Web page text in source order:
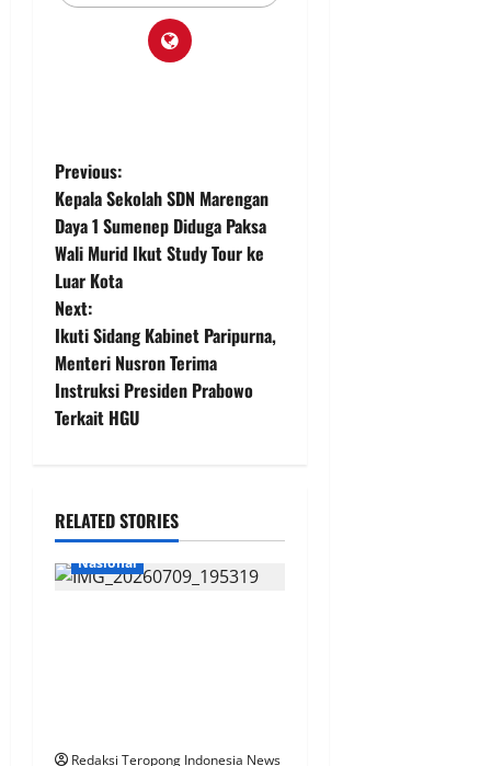
P
o
s
t
n
a
i
g
a
Previous:
Kepala Sekolah SDN Marengan
Daya 1 Sumenep Diduga Paksa
Wali Murid Ikut Study Tour ke
Luar Kota
Next:
Ikuti Sidang Kabinet Paripurna,
Menteri Nusron Terima
Instruksi Presiden Prabowo
Terkait HGU
RELATED STORIES
Nasional
Redaksi Teropong Indonesia News